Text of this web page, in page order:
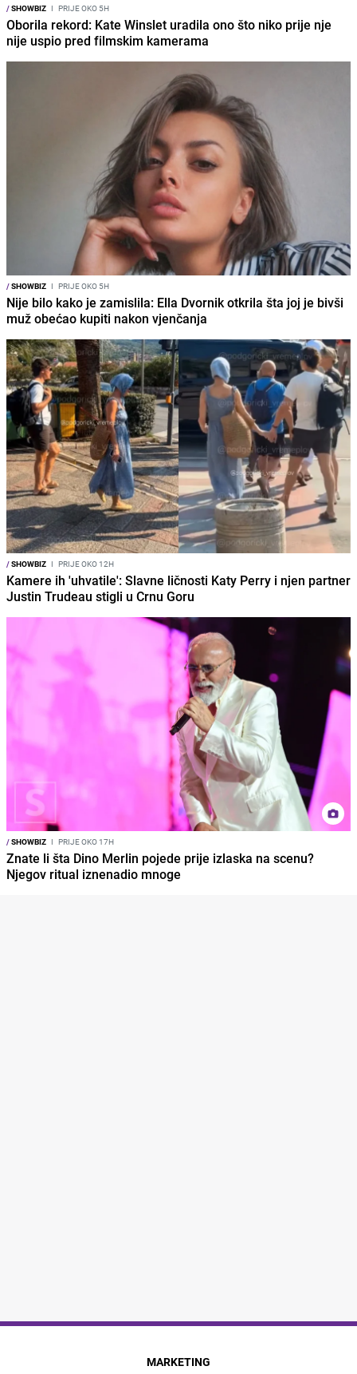
/SHOWBIZ I PRIJE OKO 5H
Oborila rekord: Kate Winslet uradila ono što niko prije nje
nije uspio pred filmskim kamerama
/SHOWBIZ I PRIJE OKO 5H
Nije bilo kako je zamislila: Ella Dvornik otkrila šta joj je bivši
muž obećao kupiti nakon vjenčanja
/SHOWBIZ I PRIJE OKO 12H
Kamere ih 'uhvatile': Slavne ličnosti Katy Perry i njen partner
Justin Trudeau stigli u Crnu Goru
/SHOWBIZ I PRIJE OKO 17H
Znate li šta Dino Merlin pojede prije izlaska na scenu?
Njegov ritual iznenadio mnoge
MARKETING